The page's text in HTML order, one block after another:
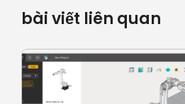
bài viết liên quan